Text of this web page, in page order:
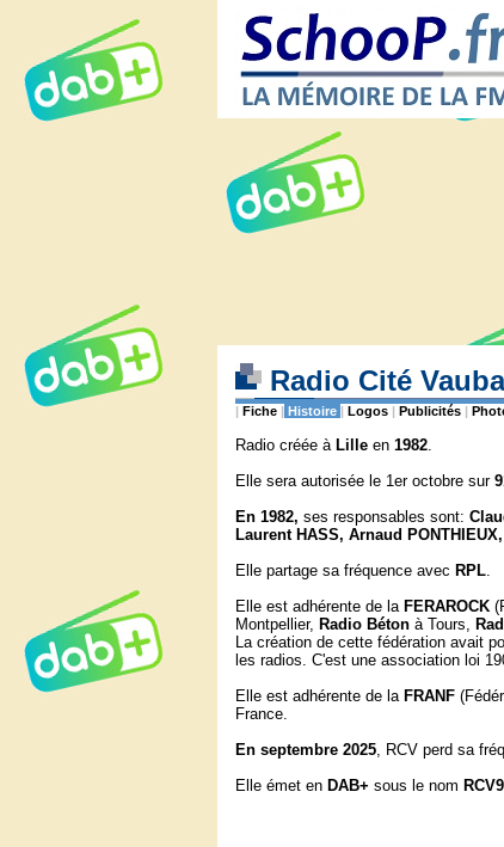
Radio Cité
| Fiche | Histoire | Logos | Publicités |
Radio créée à Lille en 1982.
Elle sera autorisée le 1er octobre sur
En 1982, ses responsables sont:
Laurent HASS, Arnaud
Elle partage sa fréquence avec RPL.
Elle est adhérente de la FERAROCK
Montpellier, Radio Béton à Tours,
La création de cette fédération avait
les radios. C'est une association loi
Elle est adhérente de la FRANF
France.
En septembre 2025, RCV perd sa
Elle émet en DAB+ sous le nom